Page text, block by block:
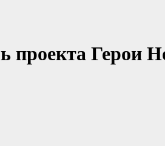
проекта Герои